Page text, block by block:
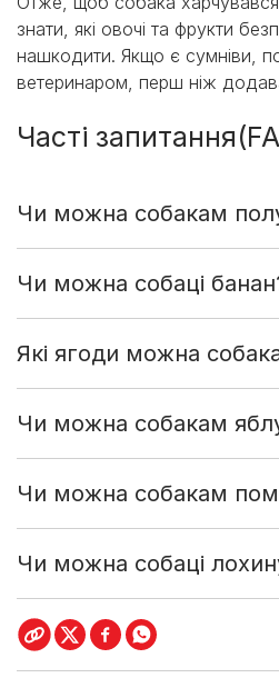
знати, які овочі та фрукти
нашкодити. Якщо є сумніви,
ветеринаром, перш ніж
Часті
Чи можна собакам
Чи можна собаці
Які ягоди можна
Чи можна собакам
Чи можна собакам
Чи можна собаці